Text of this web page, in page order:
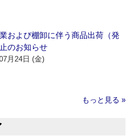
および棚卸に伴う商品出荷（発
のお知らせ
月24日 (金)
もっと見る »